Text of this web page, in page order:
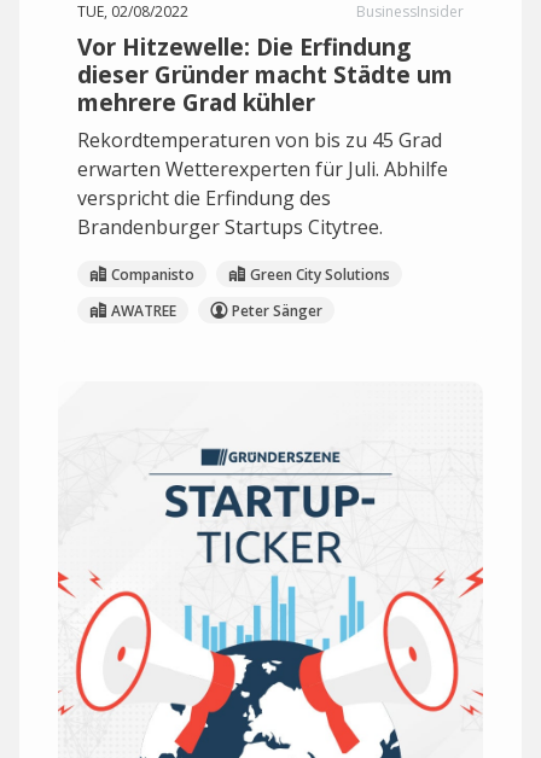
TUE, 02/08/2022 BusinessInsider
Vor Hitzewelle: Die Erfindung
dieser Gründer macht Städte um
mehrere Grad kühler
Rekordtemperaturen von bis zu 45 Grad
erwarten Wetterexperten für Juli. Abhilfe
verspricht die Erfindung des
Brandenburger Startups Citytree.
Companisto
Green City Solutions
AWATREE
Peter Sänger